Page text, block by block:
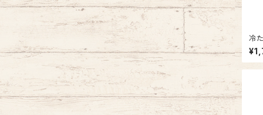
冷